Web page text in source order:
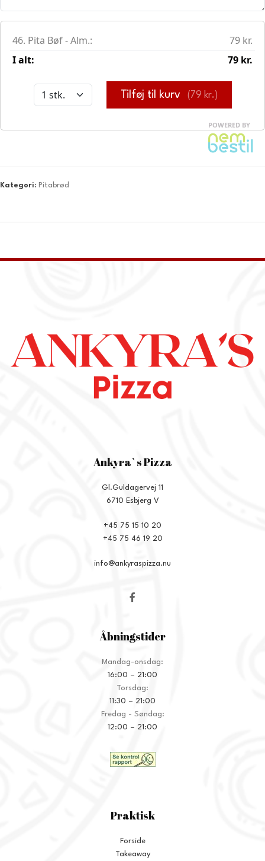
Kategori: Pitabrød
Ankyra`s Pizza
Gl.Guldagervej 11
6710 Esbjerg V
+45 75 15 10 20
+45 75 46 19 20
info@ankyraspizza.nu
Åbningstider
Mandag-onsdag:
16:00 – 21:00
Torsdag:
11:30 – 21:00
Fredag - Søndag:
12:00 – 21:00
Praktisk
Forside
Takeaway